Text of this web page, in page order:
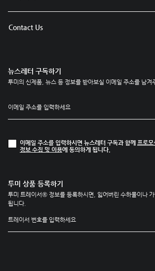
Contact Us
뉴스레터 구독하기
투미의 신제품, 뉴스 등 정보를 받아보실 이메일 주소를 남겨
이메일 주소를 입력하시면 뉴스레터 구독과 함께 프로모
정보 수집 및 이용에 동의하게 됩니다.
투미 상품 등록하기
투미 트레이서® 정보를 등록하시면, 잃어버린 수하물이나
됩니다.